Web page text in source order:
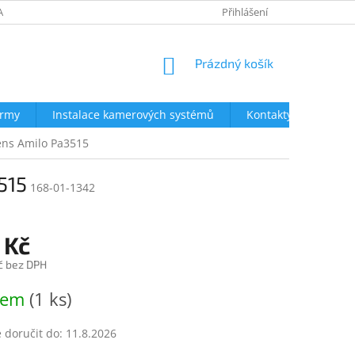
OBCHODNÍ PODMÍNKY
Přihlášení
NÁKUPNÍ
Prázdný košík
Instalace kamerových systémů
Kontakty
Amilo Pa3515
168-01-1342
bez DPH
(1 ks)
doručit do: 11.8.2026